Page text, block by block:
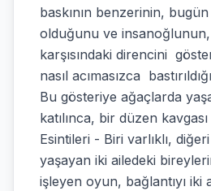
baskının benzerinin,
olduğunu ve insanoğlunun,
karşısındaki direncini
nasıl acımasızca
Bu gösteriye ağaçlarda
katılınca, bir düzen
Esintileri - Biri varlıklı,
yaşayan iki ailedeki
işleyen oyun, bağlantıyı iki